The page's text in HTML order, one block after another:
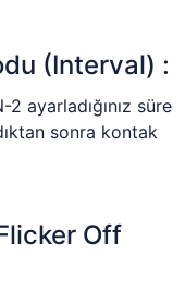
(Interval) :
ayarladığınız süre
sonra kontak
Off